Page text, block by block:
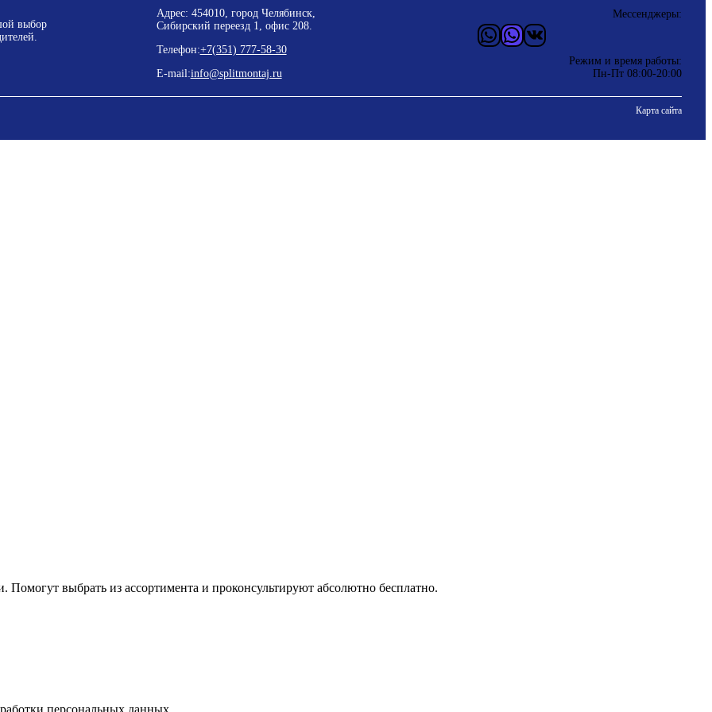
выбор
Адрес: 454010, город Челябинск,
Сибирский переезд 1, офис 208.
Телефон:+7(351) 777-58-30
E-mail:info@splitmontaj.ru
Мессенджеры:
WhatsApp
ViderВКонтакте
Режим и время работы:
Пн-Пт 08:00-20:00
Карта сайта
выбрать из ассортимента и проконсультируют абсолютно бесплатно.
персональных данных.